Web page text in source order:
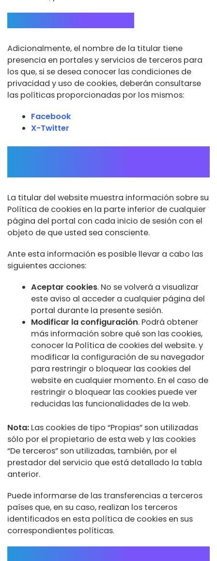
Adicionalmente, el nombre de la titular tiene
presencia en portales y servicios de terceros para
los que, si se desea conocer las condiciones de
privacidad y uso de cookies, deberán consultarse
las políticas proporcionadas por los mismos:
Facebook
X-Twitter
La titular del website muestra información sobre su
Política de cookies en la parte inferior de cualquier
página del portal con cada inicio de sesión con el
objeto de que usted sea consciente.
Ante esta información es posible llevar a cabo las
siguientes acciones:
Aceptar cookies. No se volverá a visualizar
este aviso al acceder a cualquier página del
portal durante la presente sesión.
Modificar la configuración. Podrá obtener
más información sobre qué son las cookies,
conocer la Política de cookies del website. y
modificar la configuración de su navegador
para restringir o bloquear las cookies del
website en cualquier momento. En el caso de
restringir o bloquear las cookies puede ver
reducidas las funcionalidades de la web.
Nota: Las cookies de tipo “Propias” son utilizadas
sólo por el propietario de esta web y las cookies
“De terceros” son utilizadas, también, por el
prestador del servicio que está detallado la tabla
anterior.
Puede informarse de las transferencias a terceros
países que, en su caso, realizan los terceros
identificados en esta política de cookies en sus
correspondientes políticas.